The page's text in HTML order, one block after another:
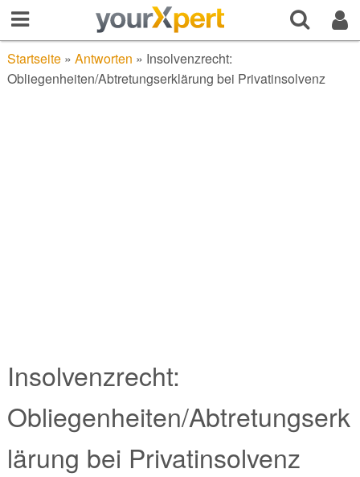
Startseite» Antworten » Insolvenzrecht:
Obliegenheiten/Abtretungserklärung bei Privatinsolvenz
Insolvenzrecht:
Obliegenheiten/Abtretungserk
lärung bei Privatinsolvenz